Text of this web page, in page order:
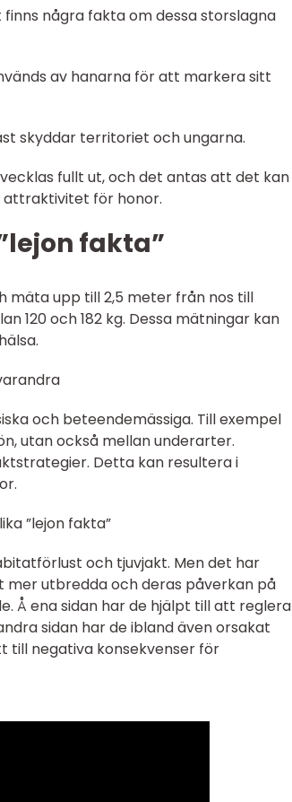
några fakta om dessa storslagna
av hanarna för att markera sitt
skyddar territoriet och ungarna.
fullt ut, och det antas att det kan
attraktivitet för honor.
fakta”
mäta upp till 2,5 meter från nos till
120 och 182 kg. Dessa mätningar kan
och beteendemässiga. Till exempel
utan också mellan underarter.
Detta kan resultera i
”lejon fakta”
och tjuvjakt. Men det har
mer utbredda och deras påverkan på
Å ena sidan har de hjälpt till att reglera
sidan har de ibland även orsakat
till negativa konsekvenser för